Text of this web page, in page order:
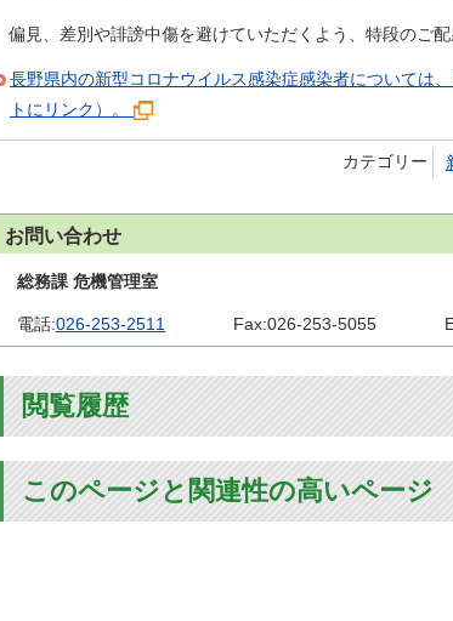
偏見、差別や誹謗中傷を避けていただくよう、特段のご配
長野県内の新型コロナウイルス感染症感染者については
トにリンク）。
カテゴリー
お問い合わせ
総務課 危機管理室
電話:026-253-2511 Fax:026-253-5055
閲覧履歴
このページと関連性の高いページ